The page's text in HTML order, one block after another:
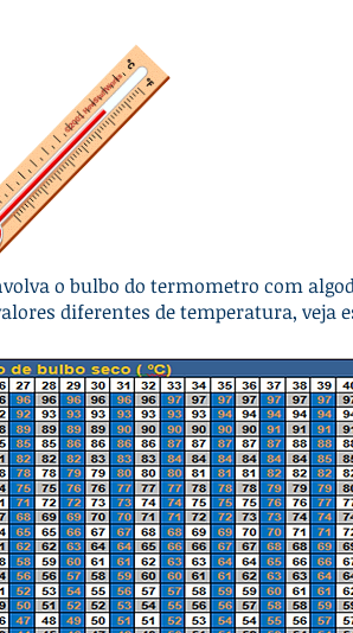
o bulbo do termometro com
diferentes de temperatura, veja